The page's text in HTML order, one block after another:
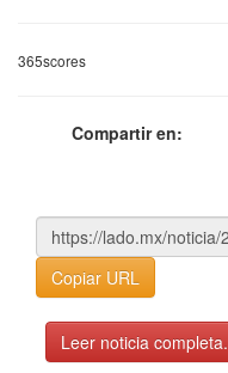
365scores
Compartir en:
Copiar URL
Leer noticia completa.